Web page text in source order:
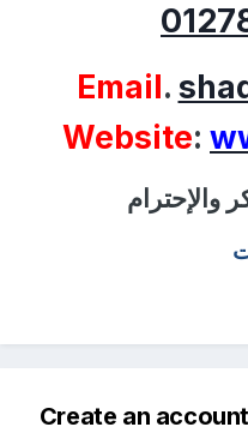
Email.
Website:
والإحترام
Create an